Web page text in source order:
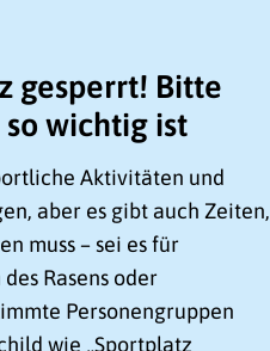
gesperrt! Bitte
wichtig ist
Aktivitäten und
aber es gibt auch Zeiten,
muss – sei es für
Rasens oder
Personengruppen
wie „Sportplatz